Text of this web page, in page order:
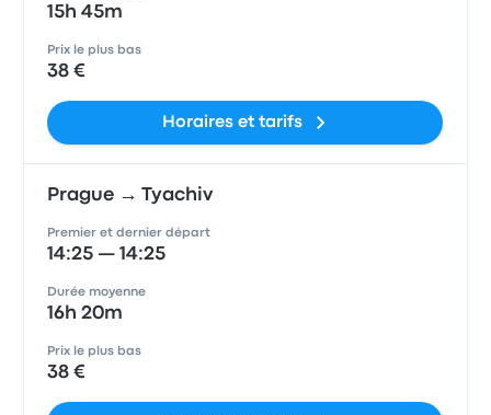
15h 45m
Prix le plus bas
38 €
Horaires et tarifs
Prague → Tyachiv
Premier et dernier départ
14:25 — 14:25
Durée moyenne
16h 20m
Prix le plus bas
38 €